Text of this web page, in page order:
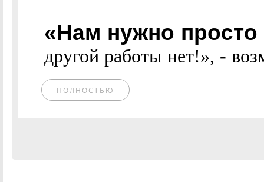
«Нам нужно
другой работы нет!», -
ПОЛНОСТЬЮ